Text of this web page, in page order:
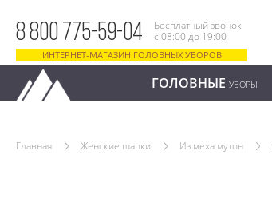
8 800 775-59-04
Бесплатный звонок
с 08:00 до 19:00
ИНТЕРНЕТ-МАГАЗИН ГОЛОВНЫХ УБОРОВ
ГОЛОВНЫЕ УБОРЫ
Главная Женские шапки Из меха мутон